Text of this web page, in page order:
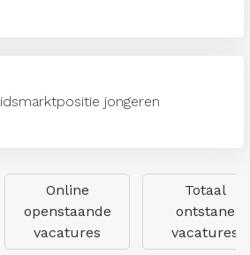
jongeren
Online
openstaande
vacatures
Totaal
ontstane
vacatures